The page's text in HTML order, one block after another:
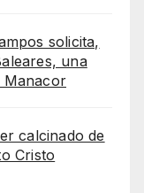
solicita,
una
Manacor
calcinado de
Cristo